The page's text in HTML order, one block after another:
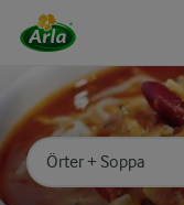
Sök på kategori
Skriv in sökord för